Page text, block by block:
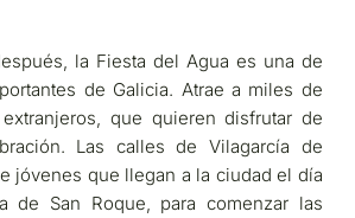
la Fiesta del Agua es una de
de Galicia. Atrae a miles de
que quieren disfrutar de
Las calles de Vilagarcía de
jóvenes que llegan a la ciudad el día
de San Roque, para comenzar las